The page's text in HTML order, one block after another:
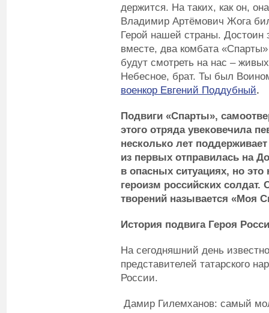
держится. На таких, как он,
Владимир Артёмович Жога
Герой нашей страны. Достоин
вместе, два комбата
будут смотреть на нас –
Небесное, брат. Ты был
военкор Евгений Поддубный.
Подвиги «Спарты»,
этого отряда увековечила
несколько лет
из первых отправилась на
в опасных ситуациях, но
героизм российских
творений называется «Моя
История подвига Героя
На сегодняшний день
представителей татарского
России.
Дамир Гилемханов: самый